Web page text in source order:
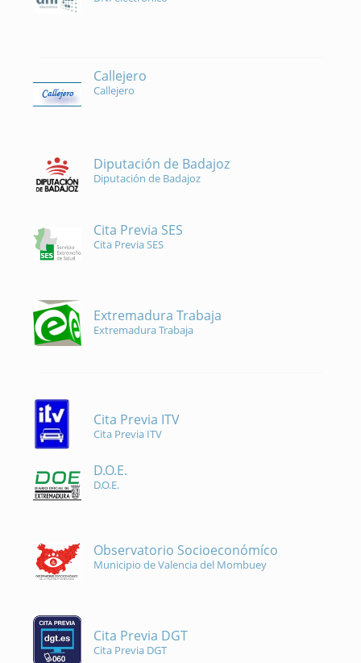
Callejero
Callejero
Diputación de Badajoz
Diputación de Badajoz
Cita Previa SES
Cita Previa SES
Extremadura Trabaja
Extremadura Trabaja
Cita Previa ITV
Cita Previa ITV
D.O.E.
D.O.E.
Observatorio Socioeconómíco
Municipio de Valencia del Mombuey
Cita Previa DGT
Cita Previa DGT